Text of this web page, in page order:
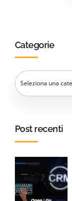
Categorie
Post recenti